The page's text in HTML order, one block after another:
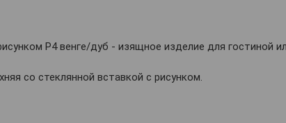
Р4 венге/дуб - изящное изделие для гостиной
со стеклянной вставкой с рисунком.